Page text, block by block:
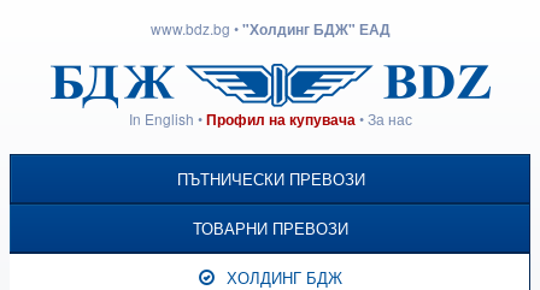
www.bdz.bg •"Холдинг БДЖ" ЕАД
In English •Профил на купувача •За нас
ПЪТНИЧЕСКИ ПРЕВОЗИ
ТОВАРНИ ПРЕВОЗИ
ХОЛДИНГ БДЖ